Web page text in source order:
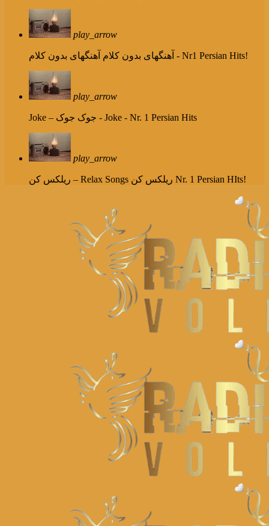
play_arrow
آهنگهای بدون کلام آهنگهای بدون کلام - Nr1 Persian Hits!
play_arrow
Joke – جوک جوک - Joke - Nr. 1 Persian Hits
play_arrow
ریلکس کن – Relax Songs ریلکس کن Nr. 1 Persian HIts!